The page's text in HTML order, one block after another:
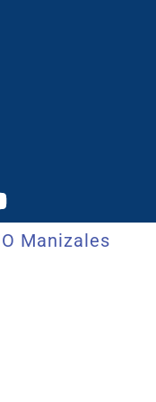
Manizales